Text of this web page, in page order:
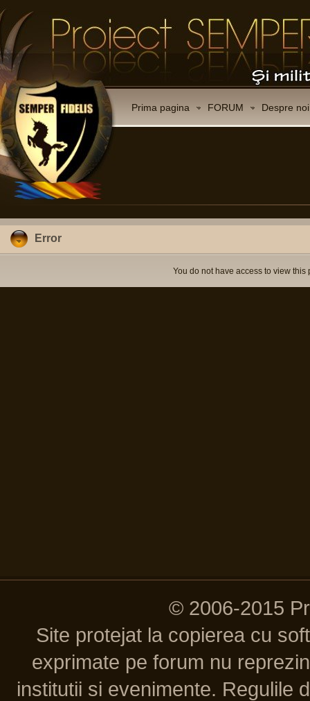
Prima pagina FORUM Despre noi
Error
You do not have access to view this
© 2006-2015
Site protejat la copierea cu
exprimate pe forum nu
institutii si evenimente. Regulile